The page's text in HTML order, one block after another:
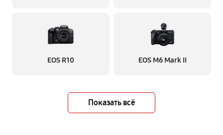
EOS R10 EOS M6 Mark II
Показать всё